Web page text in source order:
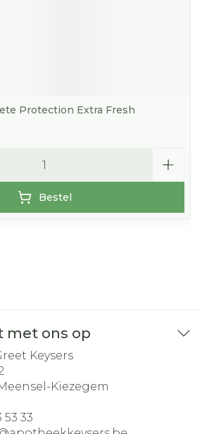
Protection Extra Fresh
Bestel
met ons op
Keysers
Kiezegem
53 33